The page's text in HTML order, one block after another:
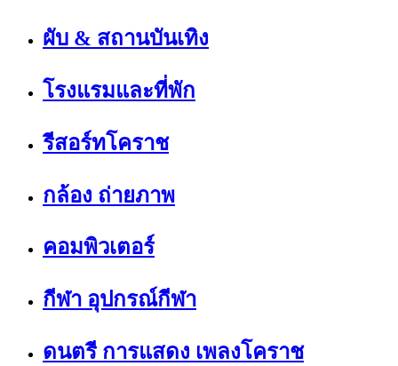
ผับ & สถานบันเทิง
โรงแรมและที่พัก
รีสอร์ทโคราช
กล้อง ถ่ายภาพ
คอมพิวเตอร์
กีฬา อุปกรณ์กีฬา
ดนตรี การแสดง เพลงโคราช